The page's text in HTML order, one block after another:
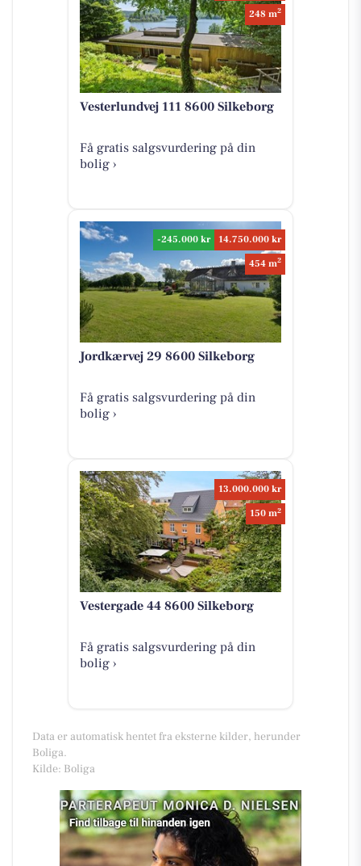
248 m2
Vesterlundvej 111 8600 Silkeborg
Få gratis salgsvurdering på din
bolig ›
-245.000 kr
14.750.000 kr
454 m2
Jordkærvej 29 8600 Silkeborg
Få gratis salgsvurdering på din
bolig ›
13.000.000 kr
150 m2
Vestergade 44 8600 Silkeborg
Få gratis salgsvurdering på din
bolig ›
Data er automatisk hentet fra eksterne kilder, herunder
Boliga.
Kilde: Boliga